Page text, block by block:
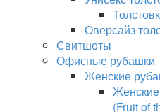
Оверсайз
Свитшоты
Офисные рубашки
Женские
(Fruit of